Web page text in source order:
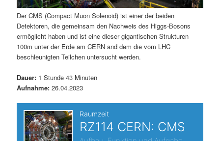
I
n
h
l
t
s
e
n
I
h
a
l
Der CMS (Compact Muon Solenoid) ist einer der beiden
Detektoren, die gemeinsam den Nachweis des Higgs-Bosons
ermöglicht haben und ist eine dieser gigantischen Strukturen
100m unter der Erde am CERN and dem die vom LHC
beschleunigten Teilchen untersucht werden.
Dauer: 1 Stunde 43 Minuten
Aufnahme: 26.04.2023